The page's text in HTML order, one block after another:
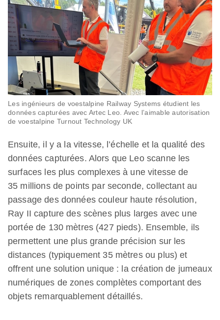
Les ingénieurs de voestalpine Railway Systems étudient les
données capturées avec Artec Leo. Avec l’aimable autorisation
de voestalpine Turnout Technology UK
Ensuite, il y a la vitesse, l’échelle et la qualité des
données capturées. Alors que Leo scanne les
surfaces les plus complexes à une vitesse de
35 millions de points par seconde, collectant au
passage des données couleur haute résolution,
Ray II capture des scènes plus larges avec une
portée de 130 mètres (427 pieds). Ensemble, ils
permettent une plus grande précision sur les
distances (typiquement 35 mètres ou plus) et
offrent une solution unique : la création de jumeaux
numériques de zones complètes comportant des
objets remarquablement détaillés.